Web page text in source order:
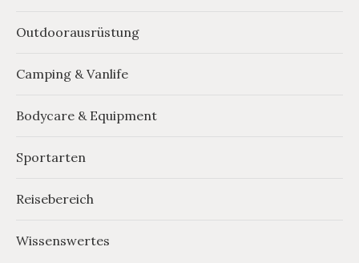
Outdoorausrüstung
Camping & Vanlife
Bodycare & Equipment
Sportarten
Reisebereich
Wissenswertes